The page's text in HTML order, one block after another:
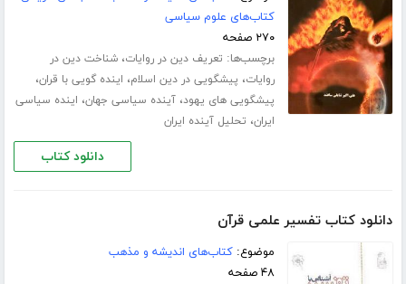
کتاب‌های علوم سیاسی
۲۷۰ صفحه
برچسب‌ها: تعریف دین در روایات،شناخت دین در
روایات، پیشگویی در دین اسلام، اینده گویی با قران،
پیشگویی های یهود،آینده سیاسی جهان، اینده سیاسی
ایران، تحلیل آینده ایران
دانلود کتاب
دانلود کتاب تفسیر علمی قرآن
موضوع:کتاب‌های اندیشه و مذهب
۴۸ صفحه